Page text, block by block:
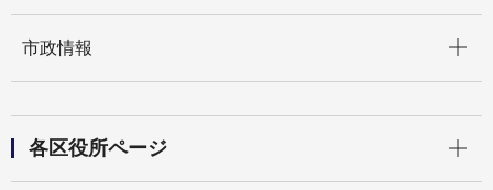
市政情報
各区役所ページ